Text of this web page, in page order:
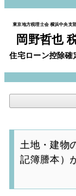
東京地方税理士会 横浜中央支
岡野哲也
住宅ローン控除確
土地・建物
記簿謄本）